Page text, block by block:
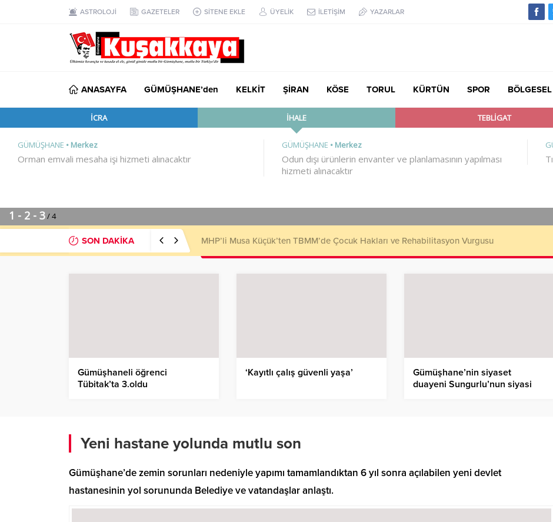
ASTROLOJİ GAZETELER SİTENE EKLE ÜYELİK İLETİŞİM YAZARLAR
ANASAYFA GÜMÜŞHANE’den KELKİT ŞİRAN KÖSE TORUL KÜRTÜN SPOR BÖLGESEL
SON DAKİKA MHP’li Musa Küçük’ten TBMM’de Çocuk Hakları ve Rehabilitasyon Vurgusu
Gümüşhaneli öğrenci
Tübitak’ta 3.oldu
‘Kayıtlı çalış güvenli yaşa’
Gümüşhane’nin siyaset
duayeni Sungurlu’nun siyasi
Yeni hastane yolunda mutlu son
Gümüşhane’de zemin sorunları nedeniyle yapımı tamamlandıktan 6 yıl sonra açılabilen yeni devlet
hastanesinin yol sorununda Belediye ve vatandaşlar anlaştı.